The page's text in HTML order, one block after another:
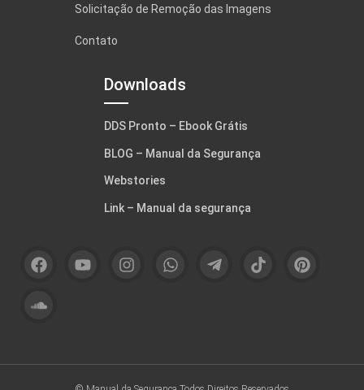
Solicitação de Remoção das Imagens
Contato
Downloads
DDS Pronto – Ebook Grátis
BLOG – Manual da Segurança
Webstories
Link – Manual da segurança